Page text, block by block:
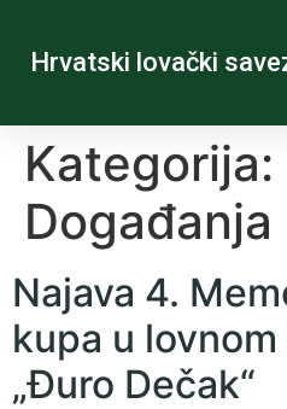
Hrvatski lovački
Kategorija:
Događanja
Najava 4.
kupa u
„Đuro Dečak“